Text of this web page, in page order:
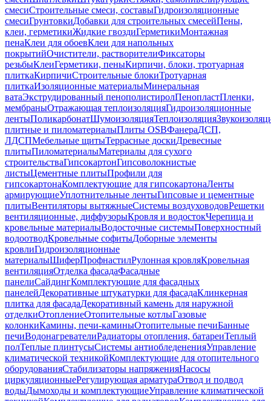
смесиСтроительные смеси, составыГидроизоляционные
смесиГрунтовкиДобавки для строительных смесейПены,
клеи, герметикиЖидкие гвоздиГерметикиМонтажная
пенаКлеи для обоевКлеи для напольных
покрытийОчистители, растворителиФиксаторы
резьбыКлеиГерметики, пеныКирпичи, блоки, тротуарная
плиткаКирпичиСтроительные блокиТротуарная
плиткаИзоляционные материалыМинеральная
ватаЭкструдированный пенополистиролПенопластПленки,
мембраныОтражающая теплоизоляцияГидроизоляционные
лентыПоликарбонатШумоизоляцияТеплоизоляция
плитные и пиломатериалыПлиты OSBФанераДСП,
ЛДСПМебельные щитыТеррасные доскиДревесные
плитыПиломатериалыМатериалы для сухого
строительстваГипсокартонГипсоволокнистые
листыЦементные плитыПрофили для
гипсокартонаКомплектующие для гипсокартонаЛенты
армирующиеУплотнительные лентыГипсовые и цементные
плитыВентиляторы вытяжныеСистемы воздуховодовРешетки
вентиляционные, диффузорыКровля и водостокЧерепица и
кровельные материалыВодосточные системыПоверхностный
водоотводКровельные софитыДоборные элементы
кровлиГидроизоляционные
материалыШиферПрофнастилРулонная кровляКровельная
вентиляцияОтделка фасадаФасадные
панелиСайдингКомплектующие для фасадных
панелейДекоративные штукатурки для фасадаКлинкерная
плитка для фасадаДекоративный камень для наружной
отделкиОтоплениеОтопительные котлыГазовые
колонкиКамины, печи-каминыОтопительные печиБанные
печиВодонагревателиРадиаторы отопления, батареиТеплый
полТеплые плинтусыСистемы антиобледененияУправление
климатической техникойКомплектующие для отопительного
оборудованияСтабилизаторы напряженияНасосы
циркуляционныеРегулирующая арматураОтвод и подвод
водыДымоходы и комплектующиеУправление климатической